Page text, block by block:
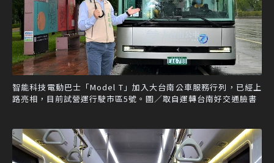
智能科技電動巴士「Model T」加入大台南公車服務行列，已經上
路亮相，目前試營運行駛市區5號。圖／取自運轉台南好交通臉書